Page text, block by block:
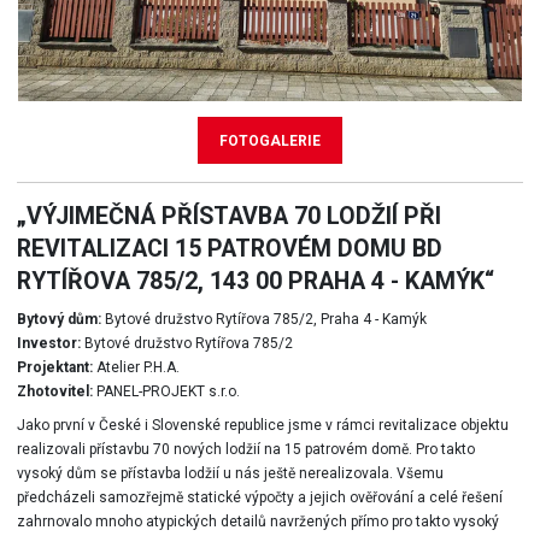
FOTOGALERIE
„VÝJIMEČNÁ PŘÍSTAVBA 70 LODŽIÍ PŘI
REVITALIZACI 15 PATROVÉM DOMU BD
RYTÍŘOVA 785/2, 143 00 PRAHA 4 - KAMÝK“
Bytový dům:Bytové družstvo Rytířova 785/2, Praha 4 - Kamýk
Investor:Bytové družstvo Rytířova 785/2
Projektant:Atelier P.H.A.
Zhotovitel:PANEL-PROJEKT s.r.o.
Jako první v České i Slovenské republice jsme v rámci revitalizace objektu
realizovali přístavbu 70 nových lodžií na 15 patrovém domě. Pro takto
vysoký dům se přístavba lodžií u nás ještě nerealizovala. Všemu
předcházeli samozřejmě statické výpočty a jejich ověřování a celé řešení
zahrnovalo mnoho atypických detailů navržených přímo pro takto vysoký